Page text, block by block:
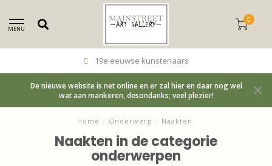
MENU
0
19e eeuwse kunstenaars
De nieuwe website is net online en er zal hier en daar nog wel
wat aan mankeren, desondanks; veel plezier!
Home / Onderwerp / Naakten
Naakten in de categorie
onderwerpen